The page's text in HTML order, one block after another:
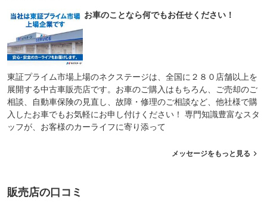
お車のことなら何でもお任せください！
東証プライム市場上場のネクステージは、全国に２８０店舗以上を
展開する中古車販売店です。お車のご購入はもちろん、ご売却のご
相談、自動車保険の見直し、故障・修理のご相談など、他社様で購
入したお車でもお気軽にお申し付けください！ 専門知識豊富なスタ
ッフが、お客様のカーライフに寄り添って
メッセージをもっと見る
販売店の口コミ